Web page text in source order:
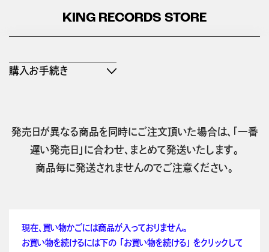
KING RECORDS STORE
購入お手続き
発売日が異なる商品を同時にご注文頂いた場合は、「一番
遅い発売日」に合わせ、まとめて発送いたします。
商品毎に発送されませんのでご注意ください。
現在、買い物かごには商品が入っておりません。
お買い物を続けるには下の 「お買い物を続ける」 をクリックして